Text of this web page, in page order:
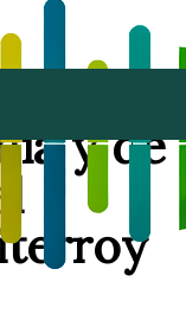
y de